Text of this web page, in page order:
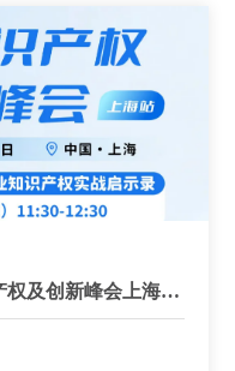
及创新峰会上海站